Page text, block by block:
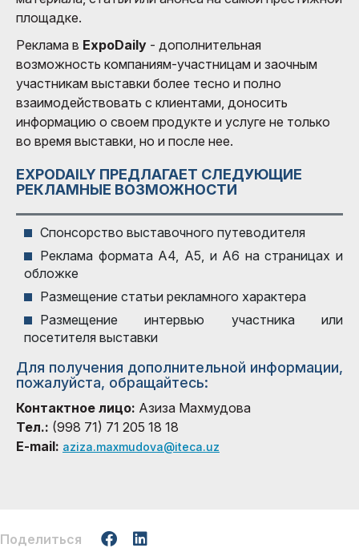
площадке.
Реклама в ExpoDaily - дополнительная
возможность компаниям-участницам и заочным
участникам выставки более тесно и полно
взаимодействовать с клиентами, доносить
информацию о своем продукте и услуге не только
во время выставки, но и после нее.
EXPODAILY ПРЕДЛАГАЕТ СЛЕДУЮЩИЕ
РЕКЛАМНЫЕ ВОЗМОЖНОСТИ
Спонсорство выставочного путеводителя
Реклама формата А4, А5, и А6 на страницах и
обложке
Размещение статьи рекламного характера
Размещение интервью участника или
посетителя выставки
Для получения дополнительной информации,
пожалуйста, обращайтесь:
Контактное лицо: Азиза Махмудова
Тел.: (998 71) 71 205 18 18
E-mail: aziza.maxmudova@iteca.uz
Поделиться